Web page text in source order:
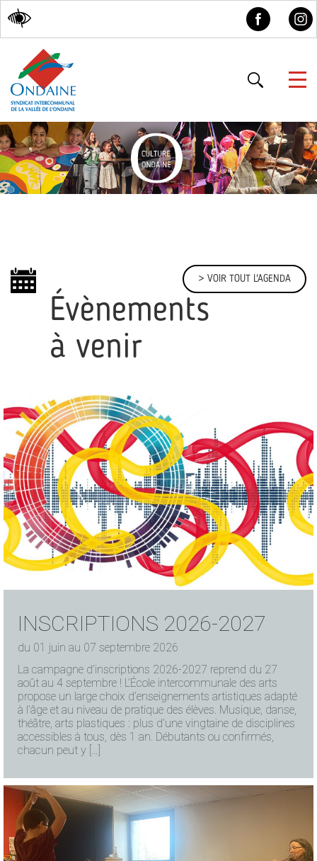
Accessibilité
> VOIR TOUT L'AGENDA
Évènements
à venir
INSCRIPTIONS 2026-2027
du 01 juin au 07 septembre 2026
La campagne d’inscriptions 2026-2027 reprend du 27
août au 4 septembre ! L’École intercommunale des arts
propose un large choix d’enseignements artistiques adapté
à l’âge et au niveau de pratique des élèves. Musique, danse,
théâtre, arts plastiques : plus d’une vingtaine de disciplines
accessibles à tous, dès 1 an. Débutants ou confirmés,
chacun peut y […]